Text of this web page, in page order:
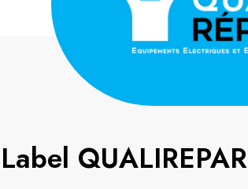
Label QUALIREPAR